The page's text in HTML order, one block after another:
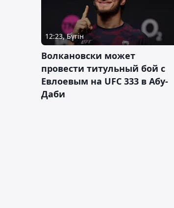
12:23, Бүгін
Волкановски может
провести титульный бой с
Евлоевым на UFC 333 в Абу-
Даби